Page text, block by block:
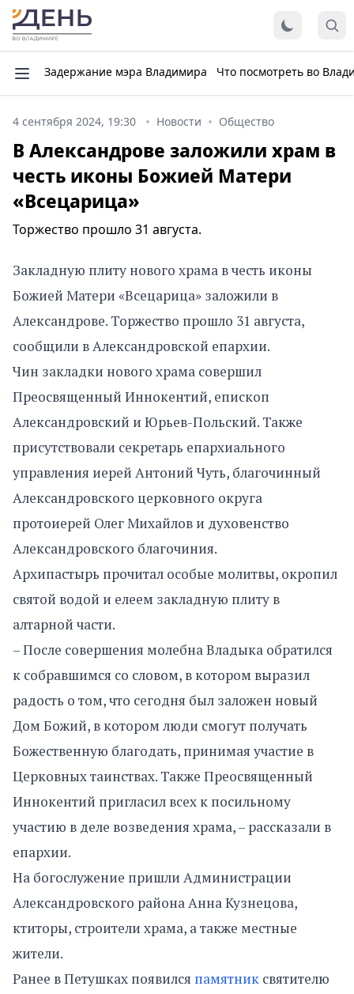
Задержание мэра Владимира Что посмотреть во
4 сентября 2024, 19:30 Новости Общество
В Александрове заложили храм в
честь иконы Божией Матери
«Всецарица»
Торжество прошло 31 августа.
Закладную плиту нового храма в честь иконы
Божией Матери «Всецарица» заложили в
Александрове. Торжество прошло 31 августа,
сообщили в Александровской епархии.
Чин закладки нового храма совершил
Преосвященный Иннокентий, епископ
Александровский и Юрьев-Польский. Также
присутствовали секретарь епархиального
управления иерей Антоний Чуть, благочинный
Александровского церковного округа
протоиерей Олег Михайлов и духовенство
Александровского благочиния.
Архипастырь прочитал особые молитвы, окропил
святой водой и елеем закладную плиту в
алтарной части.
– После совершения молебна Владыка обратился
к собравшимся со словом, в котором выразил
радость о том, что сегодня был заложен новый
Дом Божий, в котором люди смогут получать
Божественную благодать, принимая участие в
Церковных таинствах. Также Преосвященный
Иннокентий пригласил всех к посильному
участию в деле возведения храма, – рассказали в
епархии.
На богослужение пришли Администрации
Александровского района Анна Кузнецова,
ктиторы, строители храма, а также местные
жители.
Ранее в Петушках появился памятник святителю